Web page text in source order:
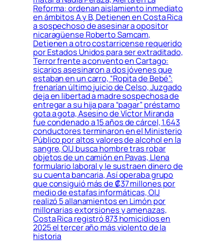
Reforma: ordenan aislamiento inmediato
en ámbitos A y B, Detienen en Costa Rica
a sospechoso de asesinar a opositor
nicaragüense Roberto Samcam,
Detienen a otro costarricense requerido
por Estados Unidos para ser extraditado,
Terror frente a convento en Cartago:
sicarios asesinaron a dos jóvenes que
estaban en un carro, “Ropita de Bebé”:
frenarían último juicio de Celso, Juzgado
deja en libertad a madre sospechosa de
entregar a su hija para “pagar” préstamo
gota a gota, Asesino de Víctor Miranda
fue condenado a 15 años de cárcel, 1.643
conductores terminaron en el Ministerio
Público por altos valores de alcohol en la
sangre, OIJ busca hombre tras robar
objetos de un camión en Pavas, Llena
formulario laboral y le sustraen dinero de
su cuenta bancaria, Así operaba grupo
que consiguió más de ₡37 millones por
medio de estafas informáticas, OIJ
realizó 5 allanamientos en Limón por
millonarias extorsiones y amenazas,
Costa Rica registró 873 homicidios en
2025 el tercer año más violento de la
historia